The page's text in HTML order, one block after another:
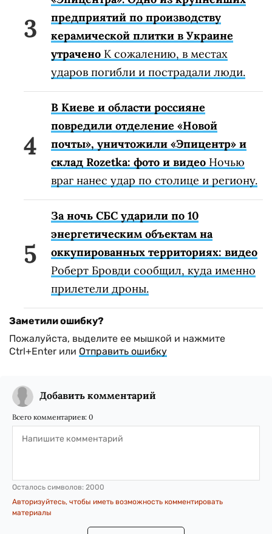
предприятий по производству
керамической плитки в Украине
утрачено К сожалению, в местах
ударов погибли и пострадали люди.
В Киеве и области россияне
повредили отделение «Новой
почты», уничтожили «Эпицентр» и
склад Rozetka: фото и видео Ночью
враг нанес удар по столице и региону.
За ночь СБС ударили по 10
энергетическим объектам на
оккупированных территориях: видео
Роберт Бровди сообщил, куда именно
прилетели дроны.
Заметили ошибку?
Пожалуйста, выделите ее мышкой и нажмите
Ctrl+Enter или Отправить ошибку
Добавить комментарий
Всего комментариев: 0
Осталось символов: 2000
Авторизуйтесь, чтобы иметь возможность комментировать
материалы